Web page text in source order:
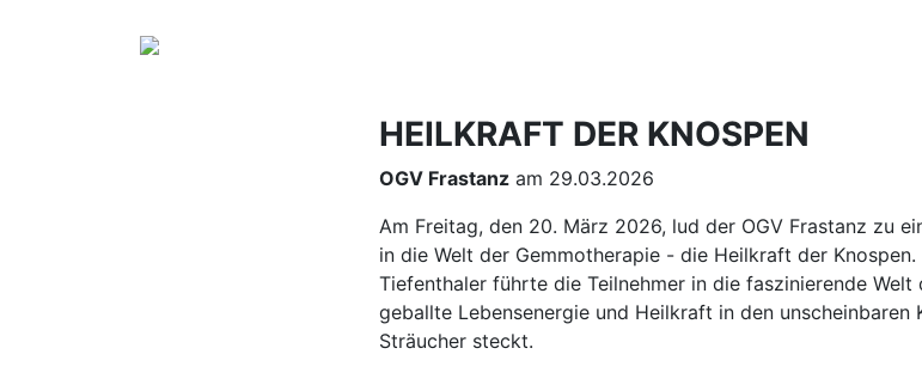
HEILKRAFT DER KNOSPEN
OGV Frastanz am 29.03.2026
Am Freitag, den 20. März 2026, lud der OGV Frastanz zu
in die Welt der Gemmotherapie - die Heilkraft der Knospen.
Tiefenthaler führte die Teilnehmer in die faszinierende Welt
geballte Lebensenergie und Heilkraft in den unscheinbaren
Sträucher steckt.